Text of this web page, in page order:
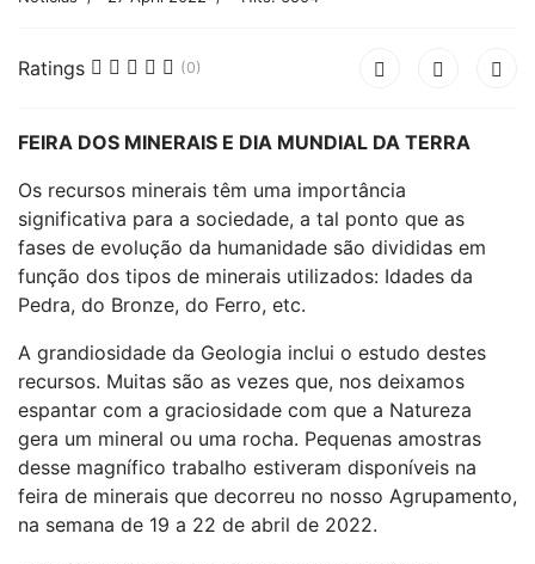
Ratings (0)
FEIRA DOS MINERAIS E DIA MUNDIAL DA TERRA
Os recursos minerais têm uma importância
significativa para a sociedade, a tal ponto que as
fases de evolução da humanidade são divididas em
função dos tipos de minerais utilizados: Idades da
Pedra, do Bronze, do Ferro, etc.
A grandiosidade da Geologia inclui o estudo destes
recursos. Muitas são as vezes que, nos deixamos
espantar com a graciosidade com que a Natureza
gera um mineral ou uma rocha. Pequenas amostras
desse magnífico trabalho estiveram disponíveis na
feira de minerais que decorreu no nosso Agrupamento,
na semana de 19 a 22 de abril de 2022.